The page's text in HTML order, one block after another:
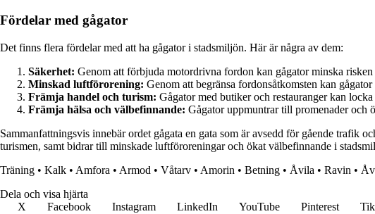
Fördelar med gågator
Det finns flera fördelar med att ha gågator i stadsmiljön. Här är några av dem:
Säkerhet: Genom att förbjuda motordrivna fordon kan gågator minska
Minskad luftförorening: Genom att begränsa fordonsåtkomsten kan
Främja handel och turism: Gågator med butiker och restauranger kan
Främja hälsa och välbefinnande: Gågator uppmuntrar till promenader och
Sammanfattningsvis innebär ordet gågata en gata som är avsedd för gående
turismen, samt bidrar till minskade luftföroreningar och ökat välbefinnande i
Träning • Kalk • Amfora • Armod • Våtarv • Amorin • Betning • Åvila • Ravin •
Dela och visa hjärta
X
Facebook Instagram LinkedIn YouTube Pinterest